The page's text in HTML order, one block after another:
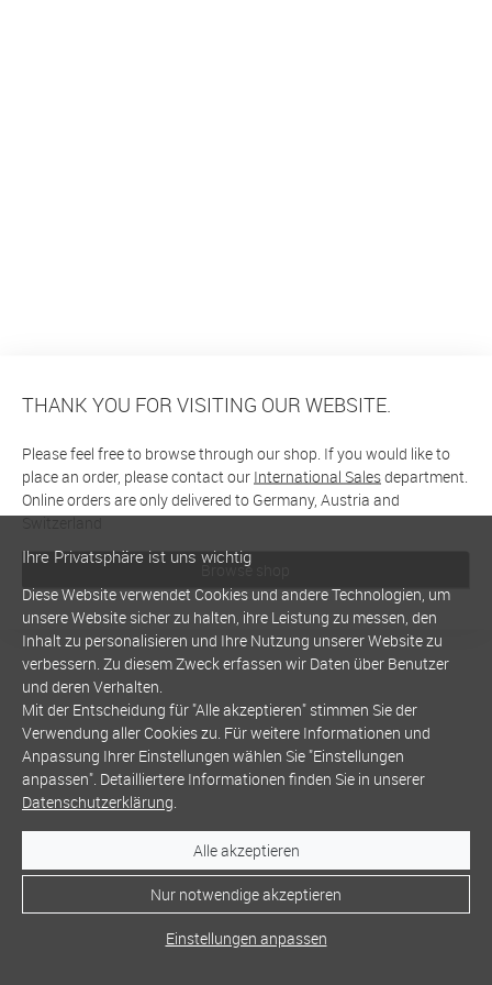
THANK YOU FOR VISITING OUR WEBSITE.
Please feel free to browse through our shop. If you would like to
place an order, please contact our International Salesdepartment.
Online orders are only delivered to Germany, Austria and
Switzerland
Browse shop
Ihre Privatsphäre ist uns wichtig
Diese Website verwendet Cookies und andere Technologien, um
unsere Website sicher zu halten, ihre Leistung zu messen, den
Inhalt zu personalisieren und Ihre Nutzung unserer Website zu
verbessern. Zu diesem Zweck erfassen wir Daten über Benutzer
und deren Verhalten.
Mit der Entscheidung für "Alle akzeptieren" stimmen Sie der
Verwendung aller Cookies zu. Für weitere Informationen und
Anpassung Ihrer Einstellungen wählen Sie "Einstellungen
anpassen". Detailliertere Informationen finden Sie in unserer
Datenschutzerklärung.
Alle akzeptieren
Nur notwendige akzeptieren
Einstellungen anpassen